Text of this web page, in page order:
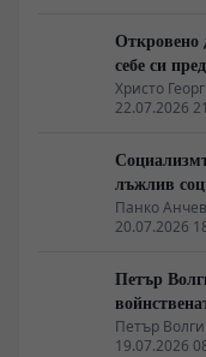
Откровено
себе си
Христо
22.07.2026
лъжлив
Панко Анчев
20.07.2026
Петър
Петър
19.07.2026